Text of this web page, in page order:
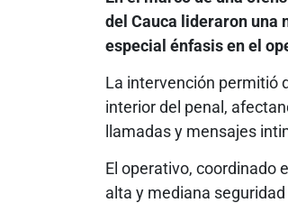
del Cauca lideraron una
especial énfasis en el
La intervención permitió
interior del penal,
llamadas y mensajes
El operativo, coordinado
alta y mediana